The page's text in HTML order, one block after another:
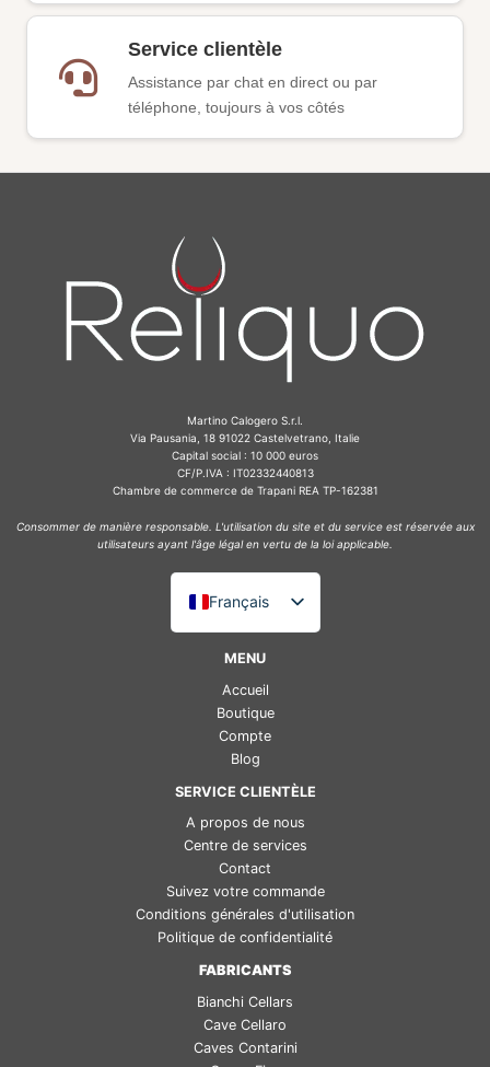
Service clientèle
Assistance par chat en direct ou par
téléphone, toujours à vos côtés
Martino Calogero S.r.l.
Via Pausania, 18 91022 Castelvetrano, Italie
Capital social : 10 000 euros
CF/P.IVA : IT02332440813
Chambre de commerce de Trapani REA TP-162381
Consommer de manière responsable. L'utilisation du site et du service est réservée aux
utilisateurs ayant l'âge légal en vertu de la loi applicable.
Français
Italiano
Deutsch
Español
MENU
Accueil
Boutique
Compte
Blog
SERVICE CLIENTÈLE
A propos de nous
Centre de services
Contact
Suivez votre commande
Conditions générales d'utilisation
Politique de confidentialité
FABRICANTS
Bianchi Cellars
Cave Cellaro
Caves Contarini